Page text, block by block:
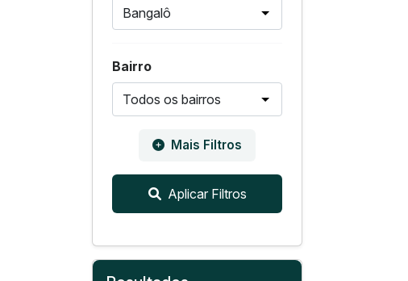
Bairro
Mais Filtros
Aplicar Filtros